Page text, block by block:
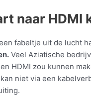
naar HDMI
fabeltje uit de lucht
Veel Aziatische
HDMI zou kunnen
niet via een